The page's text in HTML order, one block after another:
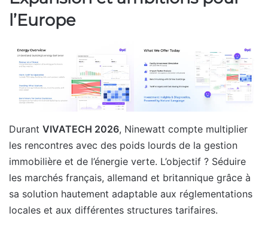
l’Europe
Durant VIVATECH 2026, Ninewatt compte multiplier
les rencontres avec des poids lourds de la gestion
immobilière et de l’énergie verte. L’objectif ? Séduire
les marchés français, allemand et britannique grâce à
sa solution hautement adaptable aux réglementations
locales et aux différentes structures tarifaires.